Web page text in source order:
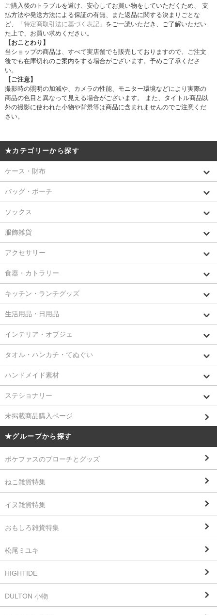
ご購入後のトラブルを避け、安心してお買い物をしていただくため、 支
払方法や発送方法による保証の有無、また返品に関する決まりごとな
ど、
「特定商取引法に基づく表記」 をご一読いただき、ご了解いただい
た上で、お買い求めください。
【おことわり】
当ショップの商品は、すべて実店舗でも販売しておりますので、ご注文
後でも在庫切れのご案内をする場合がございます。予めご了承くださ
い。
【ご注意】
撮影時の照明の加減や、カメラの性能、モニター環境などにより実際の
商品の色目と異なって見える場合がございます。 また、タイトル商品以
外の撮影に使われた小物や背景等は商品に含まれませんのでご注意くだ
さい。
★カテゴリーから探す
ケース・財布
バッグ・ポーチ
ソックス
服飾雑貨
アクセサリー
食器・カトラリー
キッチン・ランチグッズ
生活用品・日用品
インテリア・オブジェ
タオル・ハンカチ・てぬぐい
ハンドメイド素材
ステショナリー
未掲載商品購入ページ
★グループから探す
ポケファスのブローチとグッズ
ねこ雑貨特集
イヌ雑貨特集
おもしろ雑貨特集
松尾ミユキ
HIGHTIDE
DULTON 小物